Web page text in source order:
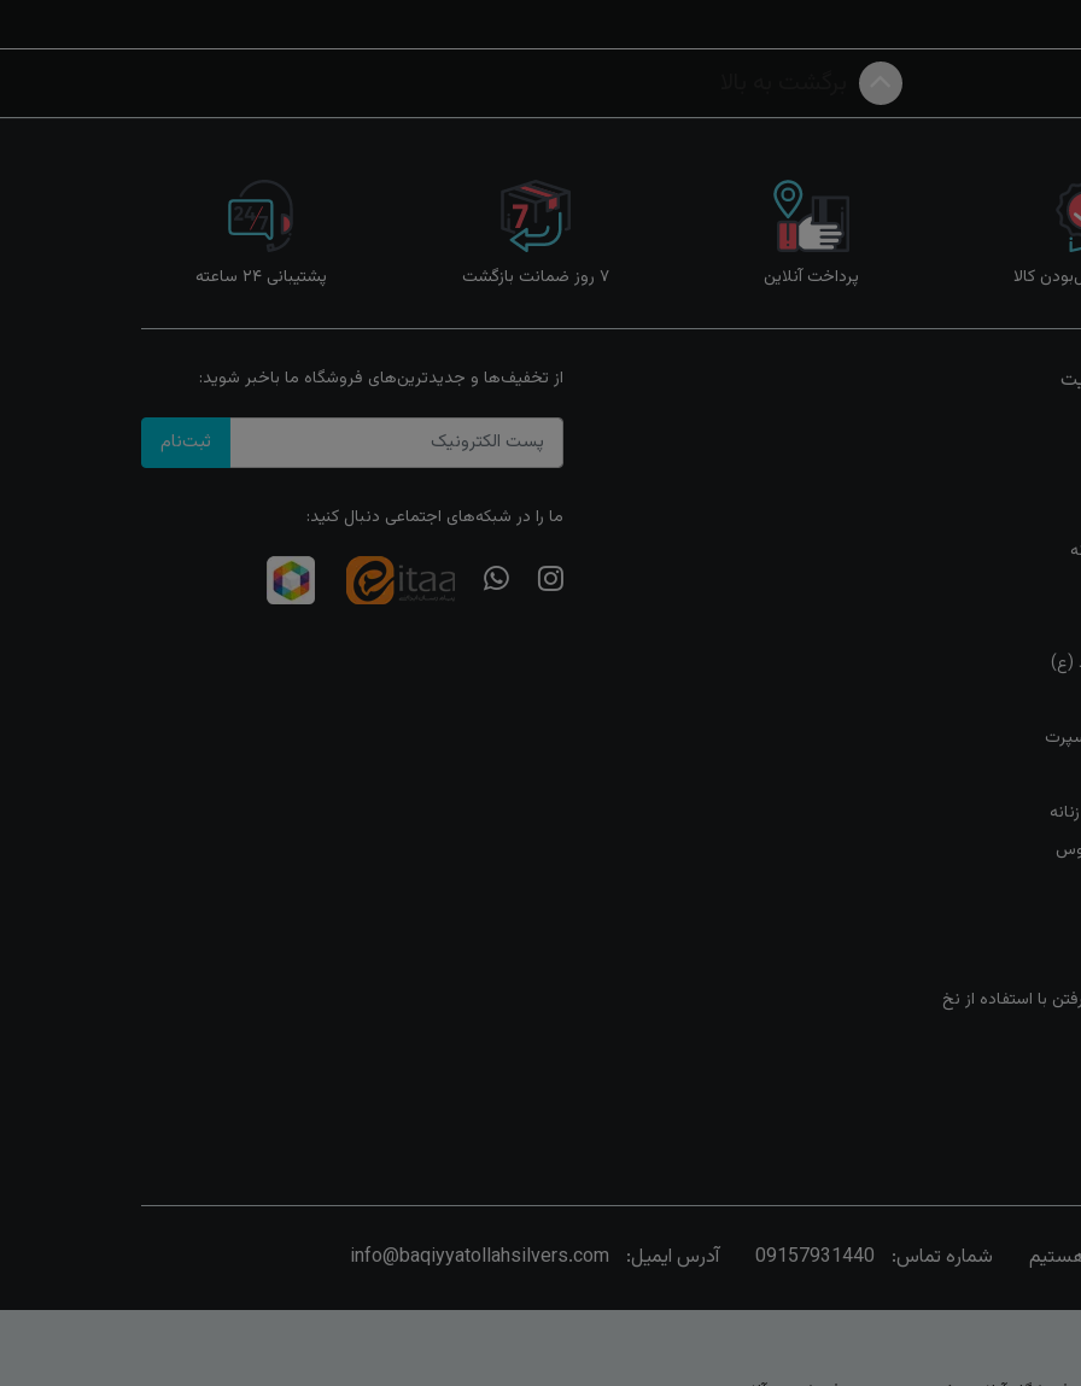
کالا پرداخت آنلاین ۷ روز ضمانت بازگشت پشتیبانی ۲۴ ساعته
(ع)
با استفاده از نخ
از تخفیف‌ها و جدیدترین‌های فروشگاه ما باخبر شوید:
ثبت‌نام
ما را در شبکه‌های اجتماعی دنبال کنید:
شماره تماس: 09157931440 آدرس ایمیل: info@baqiyyatollahsilvers.com